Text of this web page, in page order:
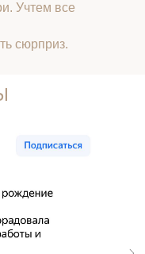
Учтем все
сюрприз.